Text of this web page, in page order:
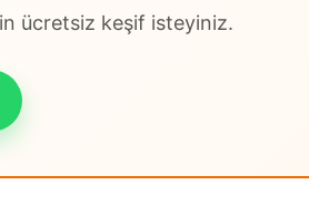
ücretsiz keşif isteyiniz.